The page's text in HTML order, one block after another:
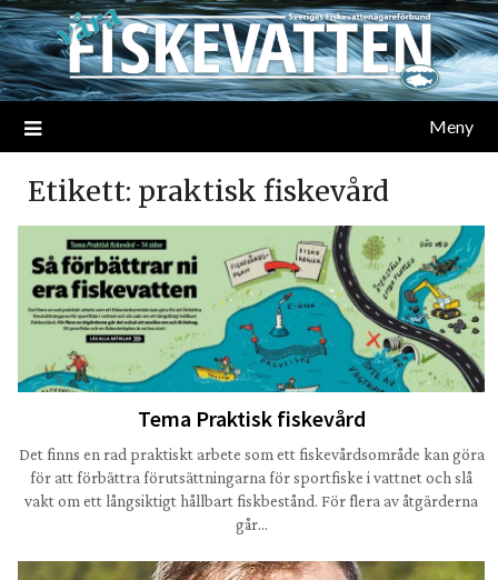
Meny
Etikett: praktisk fiskevård
Tema Praktisk fiskevård
Det finns en rad praktiskt arbete som ett fiskevårdsområde kan göra
för att förbättra förutsättningarna för sportfiske i vattnet och slå
vakt om ett långsiktigt hållbart fiskbestånd. För flera av åtgärderna
går…